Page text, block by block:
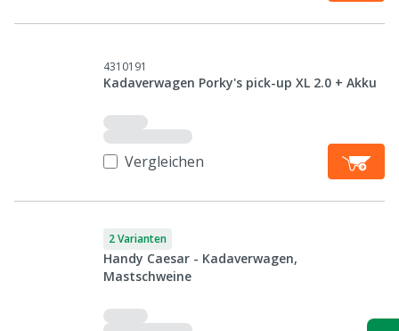
4310191
Kadaverwagen Porky's pick-up XL 2.0 + Akku
Vergleichen
2 Varianten
Handy Caesar - Kadaverwagen,
Mastschweine